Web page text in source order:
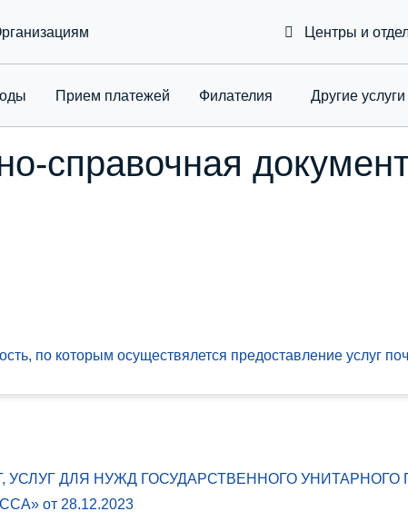
Приeм платежей Филателия
Toggle Dropdown
Другие услуги
Центры и
справочная
по которым осуществялется предоставление услуг
УСЛУГ ДЛЯ НУЖД ГОСУДАРСТВЕННОГО
от 28.12.2023